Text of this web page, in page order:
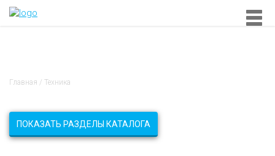
Главная / Техника
ПОКАЗАТЬ РАЗДЕЛЫ КАТАЛОГА